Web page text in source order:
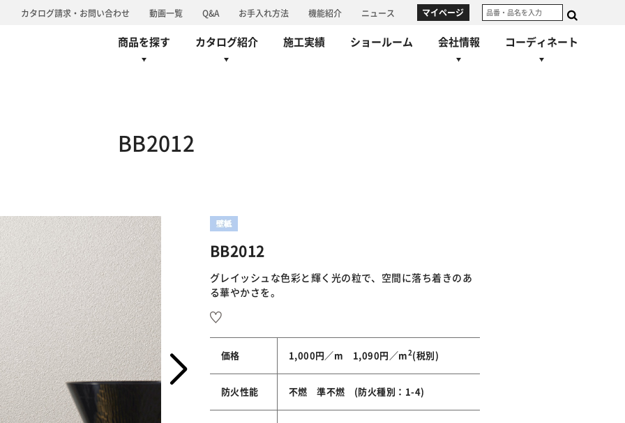
カタログ請求・お問い合わせ 動画一覧 Q&A お手入れ方法 機能紹介 ニュース マイページ
商品を探す カタログ紹介 施工実績 ショールーム 会社情報 コーディネート
カーペット 椅子張 旧カタログ
シンコールブランド グループ情報/体制 事業所一覧 代表あいさつ 沿革
着せ替えシミュレーション コーディネート集
BB2012
BB2012
グレイッシュな色彩と輝く光の粒で、空間に落ち着きのあ
る華やかさを。
価格 1,000円／m 1,090円／m 2 (税別)
防火性能 不燃 準不燃 (防火種別：1-4)